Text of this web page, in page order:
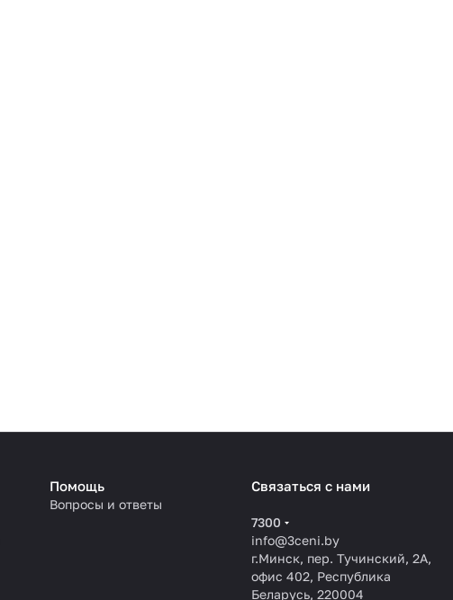
Помощь
Вопросы и ответы
Связаться с нами
7300
info@3ceni.by
г.Минск, пер. Тучинский, 2А,
офис 402, Республика
Беларусь, 220004